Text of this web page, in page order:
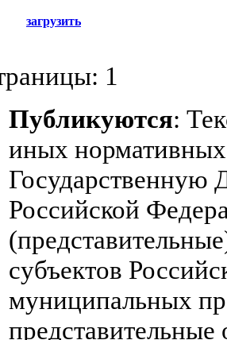
загрузить
1
Публикуются:
иных
Государственную
Российской
субъектов
муниципальных